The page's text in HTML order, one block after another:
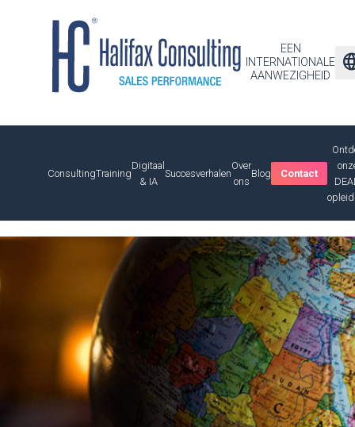
EEN
INTERNATIONALE
AANWEZIGHEID
ConsultingTraining
Digitaal
& IA
Succesverhalen
Over
ons
Blog Contact